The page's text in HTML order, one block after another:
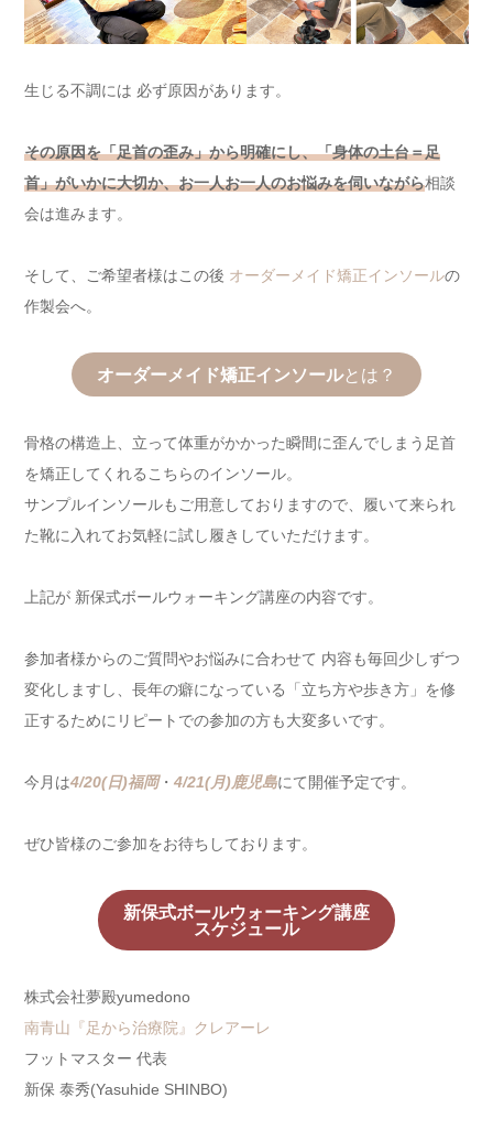
生じる不調には 必ず原因があります。
その原因を「足首の歪み」から明確にし、「身体の土台＝足
首」がいかに大切か、お一人お一人のお悩みを伺いながら相談
会は進みます。
そして、ご希望者様はこの後 オーダーメイド矯正インソールの
作製会へ。
オーダーメイド矯正インソールとは？
骨格の構造上、立って体重がかかった瞬間に歪んでしまう足首
を矯正してくれるこちらのインソール。
サンプルインソールもご用意しておりますので、履いて来られ
た靴に入れてお気軽に試し履きしていただけます。
上記が 新保式ボールウォーキング講座の内容です。
参加者様からのご質問やお悩みに合わせて 内容も毎回少しずつ
変化しますし、長年の癖になっている「立ち方や歩き方」を修
正するためにリピートでの参加の方も大変多いです。
今月は4/20(日)福岡・ 4/21(月)鹿児島にて開催予定です。
ぜひ皆様のご参加をお待ちしております。
新保式ボールウォーキング講座
スケジュール
株式会社夢殿yumedono
南青山『足から治療院』クレアーレ
フットマスター 代表
新保 泰秀(Yasuhide SHINBO)